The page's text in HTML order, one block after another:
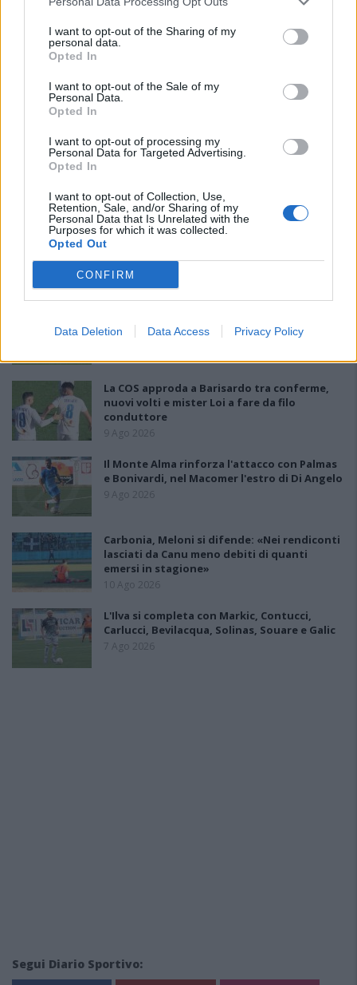
I want to opt-out of the Sharing of my
personal data.
Opted In
I want to opt-out of the Sale of my
Personal Data.
Opted In
I want to opt-out of processing my
Personal Data for Targeted Advertising.
Opted In
I want to opt-out of Collection, Use,
Retention, Sale, and/or Sharing of my
Personal Data that Is Unrelated with the
Purposes for which it was collected.
Opted Out
CONFIRM
Data Deletion Data Access Privacy Policy
PIÙ LETTI OGGI
Puddu, allo Jerzu l'attaccante Bebo Atzori
La COS approda a Barisardo tra conferme,
nuovi volti e mister Loi a fare da filo
conduttore
9 Ago 2026
Il Monte Alma rinforza l'attacco con Palmas
e Bonivardi, nel Macomer l'estro di Di Angelo
9 Ago 2026
Carbonia, Meloni si difende: «Nei rendiconti
lasciati da Canu meno debiti di quanti
emersi in stagione»
10 Ago 2026
L'Ilva si completa con Markic, Contucci,
Carlucci, Bevilacqua, Solinas, Souare e Galic
7 Ago 2026
Segui Diario Sportivo: